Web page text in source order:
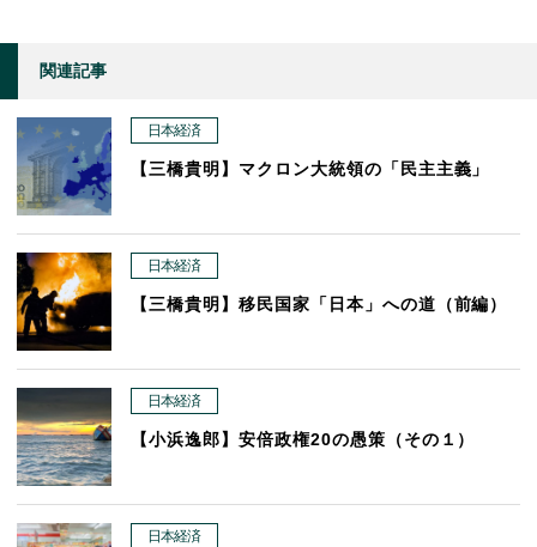
関連記事
日本経済
【三橋貴明】マクロン大統領の「民主主義」
日本経済
【三橋貴明】移民国家「日本」への道（前編）
日本経済
【小浜逸郎】安倍政権20の愚策（その１）
日本経済